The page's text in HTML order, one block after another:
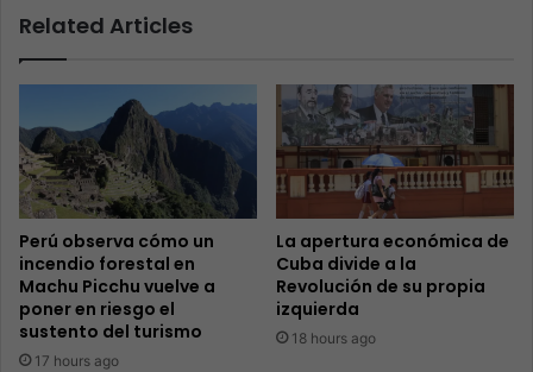
Related Articles
Perú observa cómo un
incendio forestal en
Machu Picchu vuelve a
poner en riesgo el
sustento del turismo
17 hours ago
La apertura económica de
Cuba divide a la
Revolución de su propia
izquierda
18 hours ago